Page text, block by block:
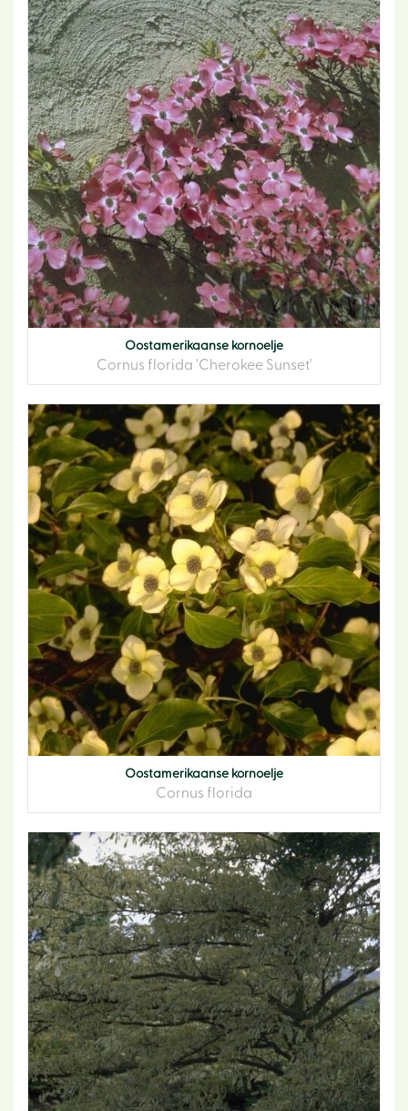
Oostamerikaanse kornoelje
Cornus florida 'Cherokee Sunset'
Oostamerikaanse kornoelje
Cornus florida